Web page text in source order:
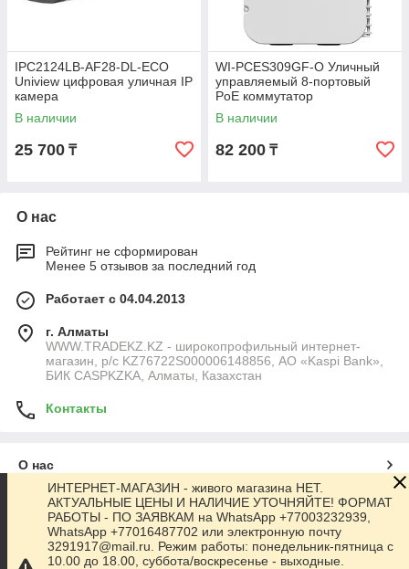
IPC2124LB-AF28-DL-ECO
Uniview цифровая уличная IP
камера
В наличии
25 700 ₸
WI-PCES309GF-O Уличный
управляемый 8-портовый
PoE коммутатор
В наличии
82 200 ₸
О нас
Рейтинг не сформирован
Менее 5 отзывов за последний год
Работает с 04.04.2013
г. Алматы
WWW.TRADEKZ.KZ - широкопрофильный интернет-
магазин, р/с KZ76722S000006148856, АО «Kaspi Bank»,
БИК CASPKZKA, Алматы, Казахстан
Контакты
О нас
Контакты
Доставка и оплата
ИНТЕРНЕТ-МАГАЗИН - живого магазина НЕТ.
АКТУАЛЬНЫЕ ЦЕНЫ И НАЛИЧИЕ УТОЧНЯЙТЕ! ФОРМАТ
РАБОТЫ - ПО ЗАЯВКАМ на WhatsApp +77003232939,
WhatsApp +77016487702 или электронную почту
3291917@mail.ru. Режим работы: понедельник-пятница с
10.00 до 18.00, суббота/воскресенье - выходные.